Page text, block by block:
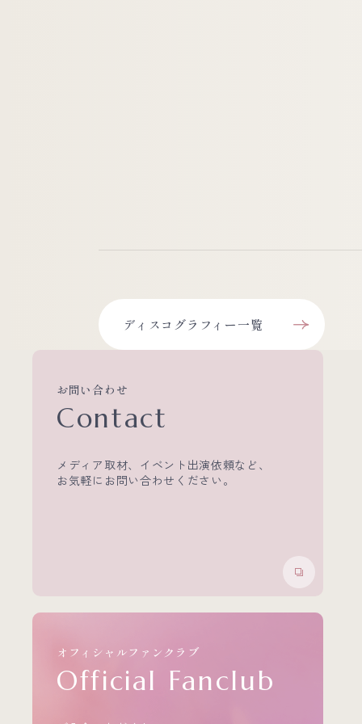
ディスコグラフィー一覧
お問い合わせ
Contact
メディア取材、イベント出演依頼など、
お気軽にお問い合わせください。
オフィシャルファンクラブ
Official Fanclub